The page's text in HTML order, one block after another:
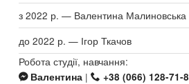
з 2022 р. — Валентина Малиновська
до 2022 р. — Ігор Ткачов
Робота студії, навчання:
Валентина | +38 (066) 128-71-